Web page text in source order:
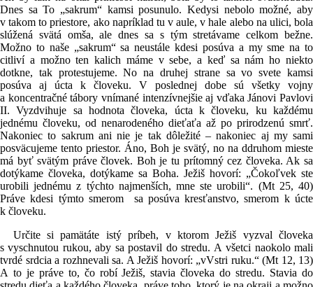
Dnes sa To „sakrum“ kamsi posunulo. Kedysi nebolo možné, aby
v takom to priestore, ako napríklad tu v aule, v hale alebo na ulici, bola
slúžená svätá omša, ale dnes sa s tým stretávame celkom bežne.
Možno to naše „sakrum“ sa neustále kdesi posúva a my sme na to
citliví a možno ten kalich máme v sebe, a keď sa nám ho niekto
dotkne, tak protestujeme. No na druhej strane sa vo svete kamsi
posúva aj úcta k človeku. V poslednej dobe sú všetky vojny
a koncentračné tábory vnímané intenzívnejšie aj vďaka Jánovi Pavlovi
II. Vyzdvihuje sa hodnota človeka, úcta k človeku, ku každému
jednému človeku, od nenarodeného dieťaťa až po prirodzenú smrť.
Nakoniec to sakrum ani nie je tak dôležité – nakoniec aj my sami
posväcujeme tento priestor. Áno, Boh je svätý, no na ddruhom mieste
má byť svätým práve človek. Boh je tu prítomný cez človeka. Ak sa
dotýkame človeka, dotýkame sa Boha. Ježiš hovorí: „Čokoľvek ste
urobili jednému z týchto najmenších, mne ste urobili“. (Mt 25, 40)
Práve kdesi týmto smerom sa posúva kresťanstvo, smerom k úcte
k človeku.
Určite si pamätáte istý príbeh, v ktorom Ježiš vyzval človeka
s vyschnutou rukou, aby sa postavil do stredu. A všetci naokolo mali
tvrdé srdcia a rozhnevali sa. A Ježiš hovorí: „vVstri ruku.“ (Mt 12, 13)
A to je práve to, čo robí Ježiš, stavia človeka do stredu. Stavia do